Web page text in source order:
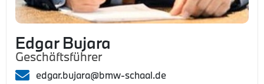
Edgar Bujara
Geschäftsführer
edgar.bujara@bmw-schaal.de